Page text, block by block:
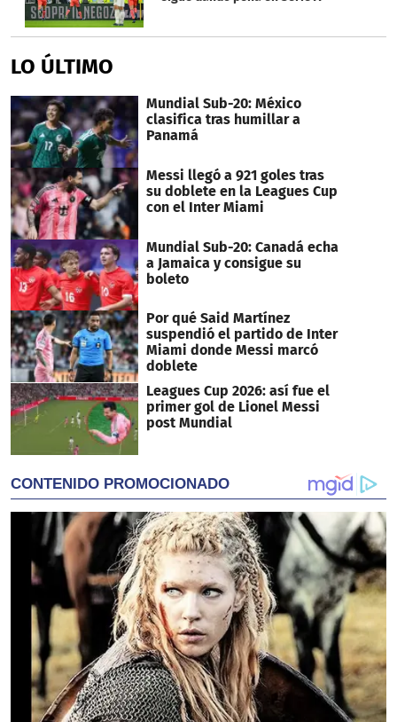
LO ÚLTIMO
Mundial Sub-20: México
clasifica tras humillar a
Panamá
Messi llegó a 921 goles tras
su doblete en la Leagues Cup
con el Inter Miami
Mundial Sub-20: Canadá echa
a Jamaica y consigue su
boleto
Por qué Said Martínez
suspendió el partido de Inter
Miami donde Messi marcó
doblete
Leagues Cup 2026: así fue el
primer gol de Lionel Messi
post Mundial